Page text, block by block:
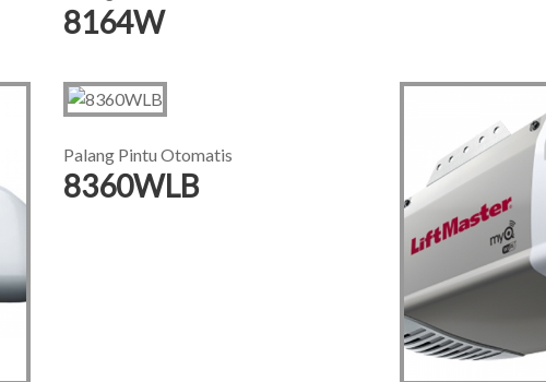
8164W
Palang Pintu Otomatis
8360WLB